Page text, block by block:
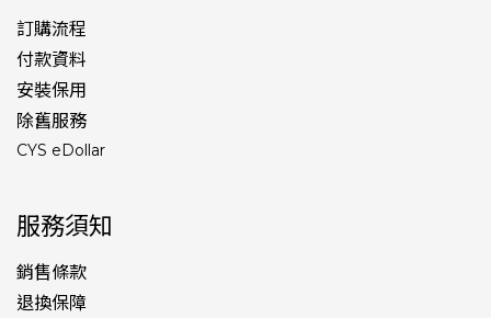
訂購流程
付款資料
安裝保用
除舊服務
CYS eDollar
服務須知
銷售條款
退換保障